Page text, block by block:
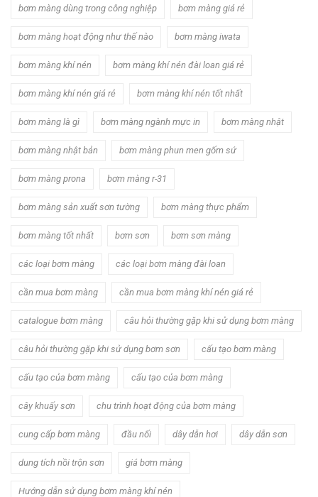
bơm màng dùng trong công nghiệp bơm màng giá rẻ
bơm màng hoạt động như thế nào bơm màng iwata
bơm màng khí nén bơm màng khí nén đài loan giá rẻ
bơm màng khí nén giá rẻ bơm màng khí nén tốt nhất
bơm màng là gì bơm màng ngành mực in bơm màng nhật
bơm màng nhật bản bơm màng phun men gốm sứ
bơm màng prona bơm màng r-31
bơm màng sản xuất sơn tường bơm màng thực phẩm
bơm màng tốt nhất bơm sơn bơm sơn màng
các loại bơm màng các loại bơm màng đài loan
cần mua bơm màng cần mua bơm màng khí nén giá rẻ
catalogue bơm màng câu hỏi thường gặp khi sử dụng bơm màng
câu hỏi thường gặp khi sử dụng bơm sơn cấu tạo bơm màng
cấu tạo của bơm màng cấu tạo của bơm màng
cây khuấy sơn chu trình hoạt động của bơm màng
cung cấp bơm màng đầu nối dây dẫn hơi dây dẫn sơn
dung tích nồi trộn sơn giá bơm màng
Hướng dẫn sử dụng bơm màng khí nén